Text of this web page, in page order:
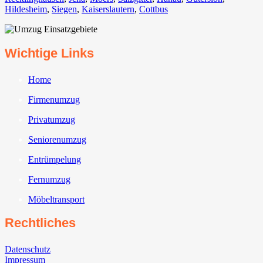
Hildesheim⁠, Siegen⁠, Kaiserslautern⁠, Cottbus⁠
Wichtige Links
Home
Firmenumzug
Privatumzug
Seniorenumzug
Entrümpelung
Fernumzug
Möbeltransport
Rechtliches
Datenschutz
Impressum